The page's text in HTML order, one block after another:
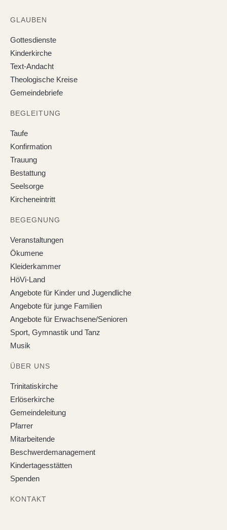
GLAUBEN
Gottesdienste
Kinderkirche
Text-Andacht
Theologische Kreise
Gemeindebriefe
BEGLEITUNG
Taufe
Konfirmation
Trauung
Bestattung
Seelsorge
Kircheneintritt
BEGEGNUNG
Veranstaltungen
Ökumene
Kleiderkammer
HöVi-Land
Angebote für Kinder und Jugendliche
Angebote für junge Familien
Angebote für Erwachsene/Senioren
Sport, Gymnastik und Tanz
Musik
ÜBER UNS
Trinitatiskirche
Erlöserkirche
Gemeindeleitung
Pfarrer
Mitarbeitende
Beschwerdemanagement
Kindertagesstätten
Spenden
KONTAKT